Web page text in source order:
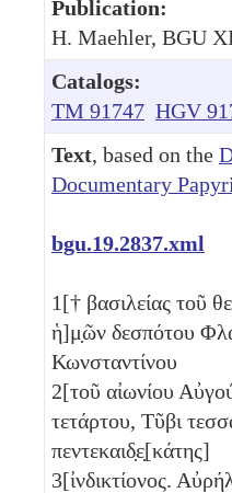
Publication:
H. Maehler, BGU
Catalogs:
TM 91747 HGV
Text, based on the
Documentary Papyri
bgu.19.2837.xml
1[† βασιλείας τοῦ
ἡ]μ̣ῶν δεσπότου
Κωνσταντίνου
2[τοῦ αἰωνίου
τετάρτου, Τῦβι
πεντεκαιδ̣ε̣[κάτης]
3[ἰνδικτίονος.